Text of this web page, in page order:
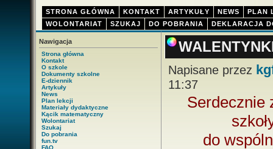
STRONA GŁÓWNA KONTAKT ARTYKUŁY NEWS
PLAN
WOLONTARIAT
SZUKAJ DO POBRANIA DEKLARACJA
Nawigacja
Strona główna
Kontakt
O szkole
Dokumenty szkolne
E-dziennik
Artykuły
News
Plan lekcji
Materiały dydaktyczne
Kącik matematyczny
Wolontariat
Szukaj
Do pobrania
fun.tv
FAQ
Napisane przez
11:37
Serdecznie
do